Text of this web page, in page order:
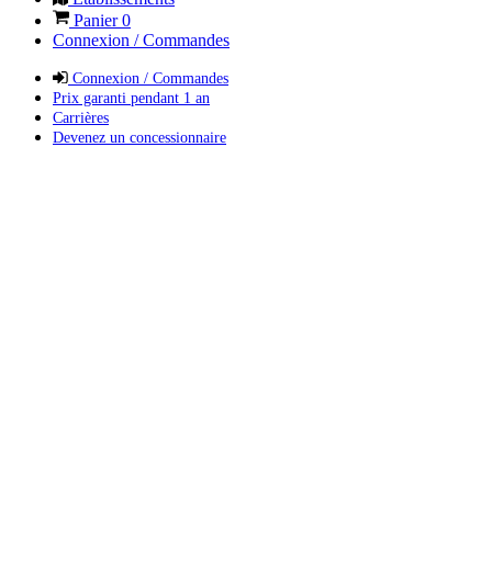
Panier0
Connexion / Commandes
Connexion / Commandes
Prix garanti pendant 1 an
Carrières
Devenez un concessionnaire